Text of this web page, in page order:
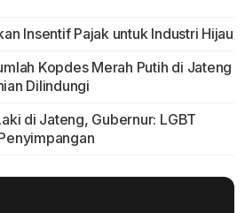
Insentif Pajak untuk Industri Hijau
Kopdes Merah Putih di Jateng
Dilindungi
di Jateng, Gubernur: LGBT